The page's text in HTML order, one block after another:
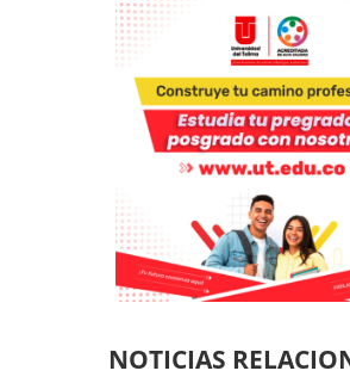
NOTICIAS